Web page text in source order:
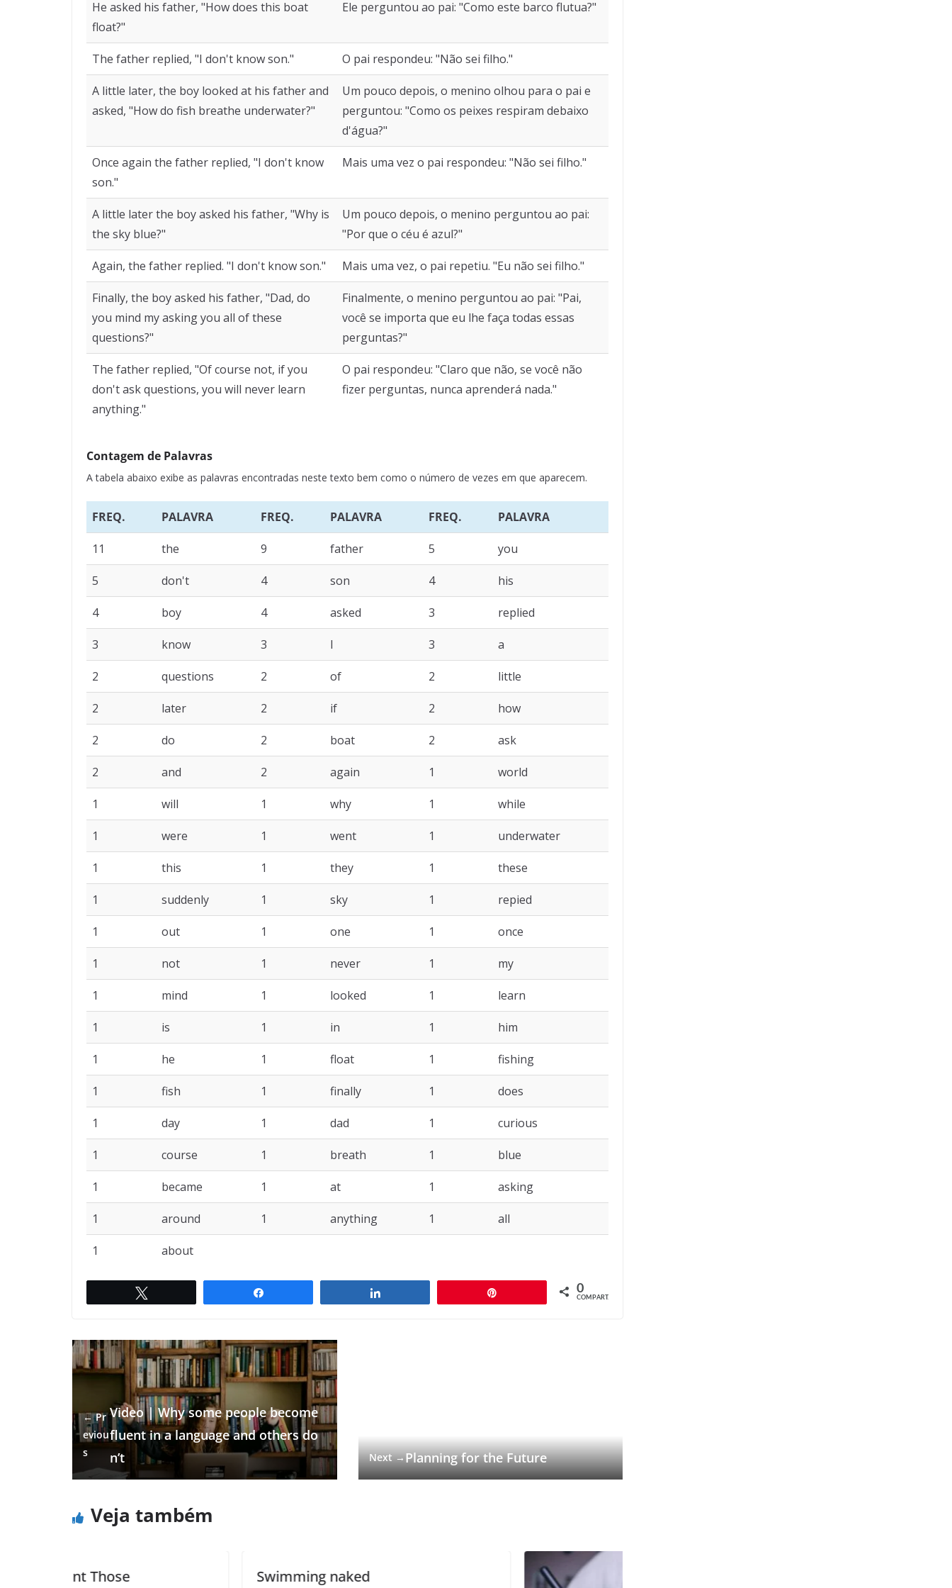
He asked his father, "How does this boat
float?"
Ele perguntou ao pai: "Como este barco flutua?"
The father replied, "I don't know son." O pai respondeu: "Não sei filho."
A little later, the boy looked at his father and
asked, "How do fish breathe underwater?"
Um pouco depois, o menino olhou para o pai e
perguntou: "Como os peixes respiram debaixo
d'água?"
Once again the father replied, "I don't know
son."
Mais uma vez o pai respondeu: "Não sei filho."
A little later the boy asked his father, "Why is
the sky blue?"
Um pouco depois, o menino perguntou ao pai:
"Por que o céu é azul?"
Again, the father replied. "I don't know son." Mais uma vez, o pai repetiu. "Eu não sei filho."
Finally, the boy asked his father, "Dad, do
you mind my asking you all of these
questions?"
Finalmente, o menino perguntou ao pai: "Pai,
você se importa que eu lhe faça todas essas
perguntas?"
The father replied, "Of course not, if you
don't ask questions, you will never learn
anything."
O pai respondeu: "Claro que não, se você não
fizer perguntas, nunca aprenderá nada."
Contagem de Palavras
A tabela abaixo exibe as palavras encontradas neste texto bem como o número de vezes em que aparecem.
FREQ. PALAVRA FREQ. PALAVRA FREQ. PALAVRA
11 the 9 father 5 you
5 don't 4 son 4 his
4 boy 4 asked 3 replied
3 know 3 I 3 a
2 questions 2 of 2 little
2 later 2 if 2 how
2 do 2 boat 2 ask
2 and 2 again 1 world
1 will 1 why 1 while
1 were 1 went 1 underwater
1 this 1 they 1 these
1 suddenly 1 sky 1 repied
1 out 1 one 1 once
1 not 1 never 1 my
1 mind 1 looked 1 learn
1 is 1 in 1 him
1 he 1 float 1 fishing
1 fish 1 finally 1 does
1 day 1 dad 1 curious
1 course 1 breath 1 blue
1 became 1 at 1 asking
1 around 1 anything 1 all
1 about
0
COMPART.
← Pr
eviou
s
Video | Why some people become
fluent in a language and others do
n’t
Next →Planning for the Future
Veja também
Swimming naked